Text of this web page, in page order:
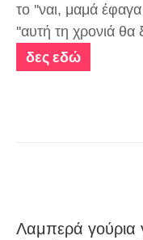
το ''ναι, μαμά
''αυτή τη χρονιά θα
δες εδώ
Λαμπερά γούρια